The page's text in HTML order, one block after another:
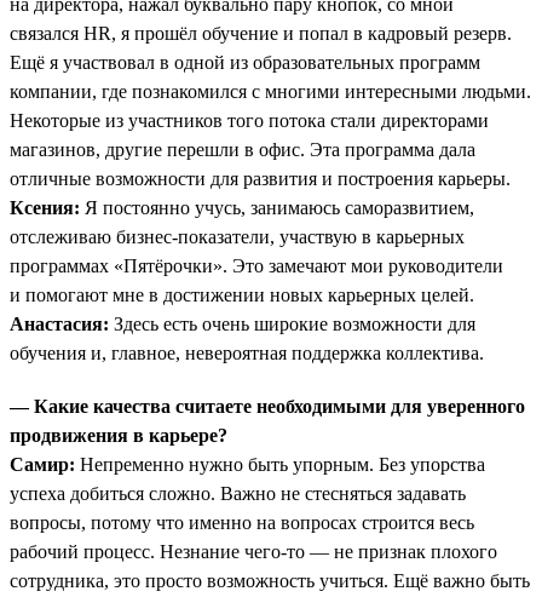
связался HR, я прошёл обучение и попал в кадровый резерв.
Ещё я участвовал в одной из образовательных программ
компании, где познакомился с многими интересными людьми.
Некоторые из участников того потока стали директорами
магазинов, другие перешли в офис. Эта программа дала
отличные возможности для развития и построения карьеры.
Ксения: Я постоянно учусь, занимаюсь саморазвитием,
отслеживаю бизнес-показатели, участвую в карьерных
программах «Пятёрочки». Это замечают мои руководители
и помогают мне в достижении новых карьерных целей.
Анастасия: Здесь есть очень широкие возможности для
обучения и, главное, невероятная поддержка коллектива.
— Какие качества считаете необходимыми для уверенного
продвижения в карьере?
Самир: Непременно нужно быть упорным. Без упорства
успеха добиться сложно. Важно не стесняться задавать
вопросы, потому что именно на вопросах строится весь
рабочий процесс. Незнание чего-то — не признак плохого
сотрудника, это просто возможность учиться. Ещё важно быть